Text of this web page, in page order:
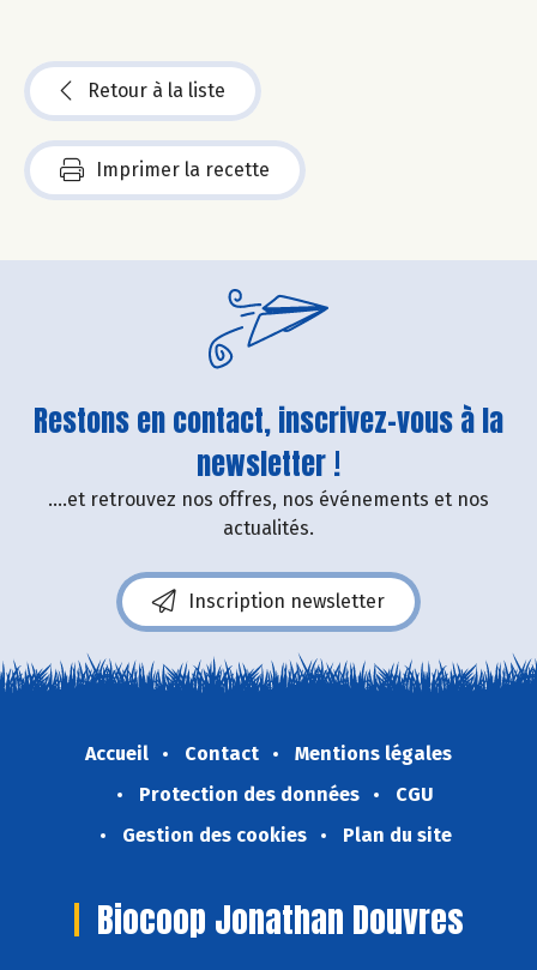
Retour à la liste
Imprimer la recette
Restons en contact, inscrivez-vous à la
newsletter !
....et retrouvez nos offres, nos événements et nos
actualités.
Inscription newsletter
Accueil Contact
Mentions légales
Protection des données
CGU
Gestion des cookies
Plan du site
Biocoop Jonathan Douvres